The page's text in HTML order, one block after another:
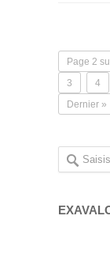
Page 2
3
4
Dernier »